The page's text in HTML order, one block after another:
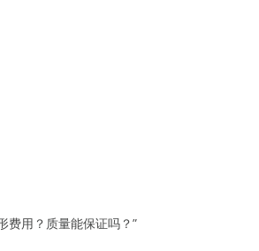
费用？质量能保证吗？”